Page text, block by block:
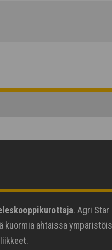
. Agri
kuormia ahtaissa